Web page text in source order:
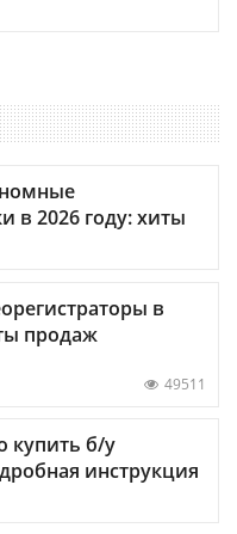
в 2026 году: хиты
в
продаж
49511
купить б/у
инструкция